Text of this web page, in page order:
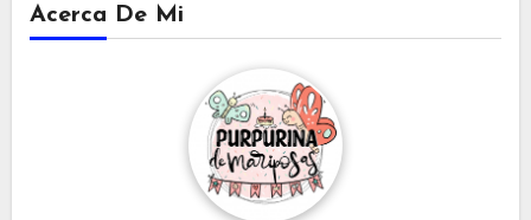
Acerca De Mi